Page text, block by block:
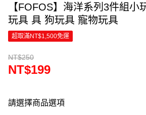
【FOFOS】海洋系列3件組小
玩具 具 狗玩具 寵物玩具
超取滿NT$1,500免運
NT$250
NT$199
請選擇商品選項